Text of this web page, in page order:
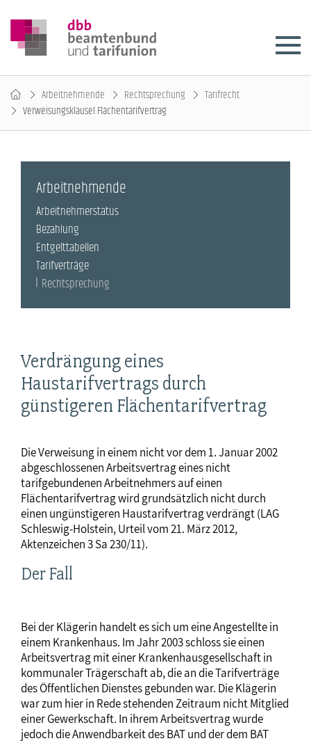
Arbeitnehmende Rechtsprechung
Tarifrecht
Verweisungsklausel Flächentarifvertrag
Verdrängung eines
Haustarifvertrags durch
günstigeren Flächentarifvertrag
Die Verweisung in einem nicht vor dem 1. Januar 2002
abgeschlossenen Arbeitsvertrag eines nicht
tarifgebundenen Arbeitnehmers auf einen
Flächentarifvertrag wird grundsätzlich nicht durch
einen ungünstigeren Haustarifvertrag verdrängt (LAG
Schleswig-Holstein, Urteil vom 21. März 2012,
Aktenzeichen 3 Sa 230/11).
Der Fall
Bei der Klägerin handelt es sich um eine Angestellte in
einem Krankenhaus. Im Jahr 2003 schloss sie einen
Arbeitsvertrag mit einer Krankenhausgesellschaft in
kommunaler Trägerschaft ab, die an die Tarifverträge
des Öffentlichen Dienstes gebunden war. Die Klägerin
war zum hier in Rede stehenden Zeitraum nicht Mitglied
einer Gewerkschaft. In ihrem Arbeitsvertrag wurde
jedoch die Anwendbarkeit des BAT und der dem BAT
Arbeitnehmende
Arbeitnehmerstatus
Bezahlung
Entgelttabellen
Tarifverträge
Rechtsprechung